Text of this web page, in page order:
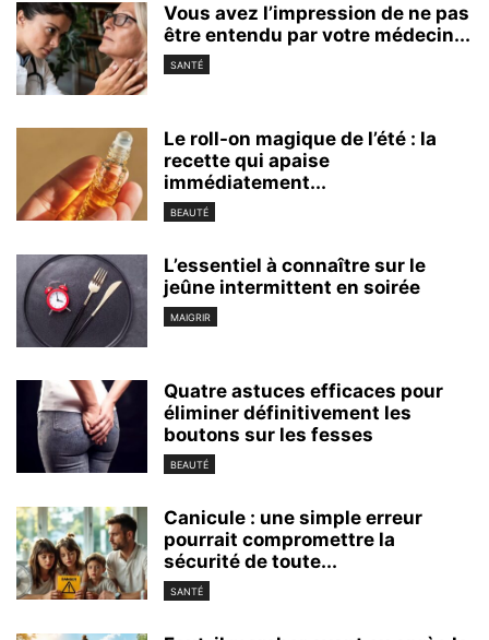
Vous avez l’impression de ne pas
être entendu par votre médecin...
SANTÉ
Le roll-on magique de l’été : la
recette qui apaise
immédiatement...
BEAUTÉ
L’essentiel à connaître sur le
jeûne intermittent en soirée
MAIGRIR
Quatre astuces efficaces pour
éliminer définitivement les
boutons sur les fesses
BEAUTÉ
Canicule : une simple erreur
pourrait compromettre la
sécurité de toute...
SANTÉ